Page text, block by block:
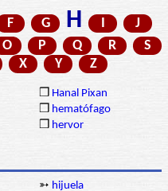
F G H I
J
O P Q R
S
X Y Z
❒ Hanal Pixan
❒ hematófago
❒ hervor
➳ hijuela